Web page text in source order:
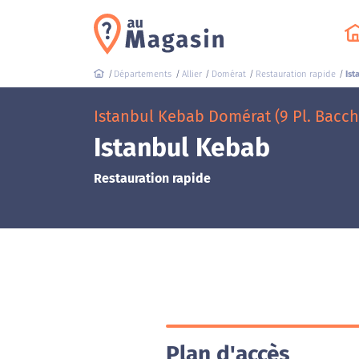
Départements Allier Domérat Restauration rapide
Istanbul Kebab Domérat (9 Pl.
Istanbul Kebab
Restauration rapide